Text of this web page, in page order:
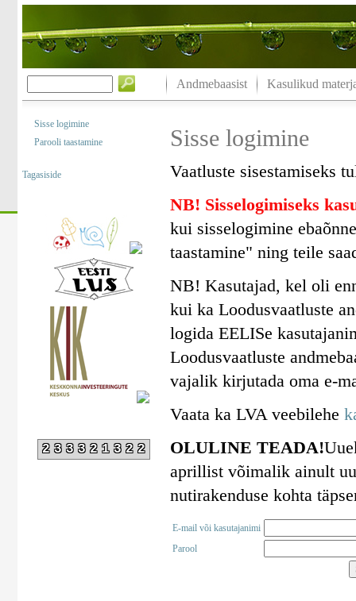
Andmebaasist Kasulikud
Sisse logimine
Parooli taastamine
Tagasiside
233321322
Sisse logimine
Vaatluste sisestamiseks
NB! Sisselogimiseks
kui sisselogimine
taastamine" ning teile
NB! Kasutajad, kel oli
kui ka Loodusvaatluste
logida EELISe
Loodusvaatluste
vajalik kirjutada oma e-
Vaata ka LVA veebilehe
OLULINE TEADA!
aprillist võimalik ainult
nutirakenduse kohta
E-mail või kasutajanimi
Parool